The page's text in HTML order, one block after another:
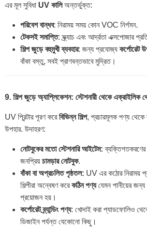
এর মূল সুবিধা UV কালিঅন্তর্ভুক্ত:
পরিবেশ বান্ধব: নিরাময় সময় কোন VOC নির্গমন.
টেকসই সমাপ্তি: স্ক্র্যাচ এবং আর্দ্রতা এক্সপোজার
শিল্প জুড়ে বহুমুখী ব্যবহার: জন্য প্রযোজ্য কর্পোরেট
বাঁকা বস্তু, সবই প্রাণবন্তভাবে মুদ্রিত।
9. শিল্প জুড়ে অ্যাপ্লিকেশন: স্টেশনারী থেকে এক্রাইলিক
UV প্রিন্টার পূরণ করেবিভিন্ন শিল্প, প্রচারমূলক পণ্য থেকে
উপহার. উদাহরণ:
নোটবুকের মতো স্টেশনারি আইটেম: ব্যক্তিগতকরণের
জনপ্রিয় চামড়ার নোটবুক.
বাঁকা বা অপ্রচলিত পৃষ্ঠতল: UV এর কঠোর নিরাময়
শিল্পীরা অন্বেষণ করেকঠিন পণ্যযেমন পানীয়ের জন্য
প্রয়োজন হয়।
কর্পোরেট ব্র্যান্ডিং পণ্য: খোদাই করা প্যাডফোলিও
ডিজাইন পর্যন্ত যেকোনো কিছু।